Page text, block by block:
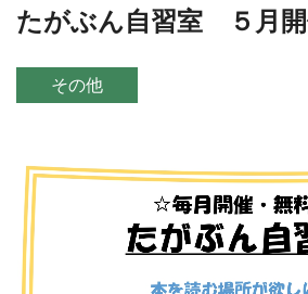
たがぶん自習室 ５月開
その他